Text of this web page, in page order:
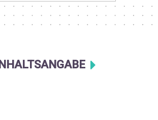
INHALTSANGABE